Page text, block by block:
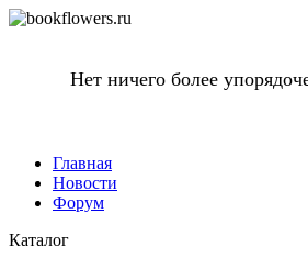
Нет ничего более
Главная
Новости
Форум
Каталог